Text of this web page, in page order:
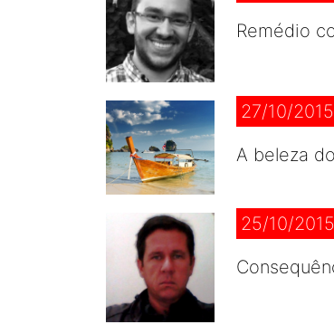
Remédio
27/10/2015
A beleza
25/10/2015